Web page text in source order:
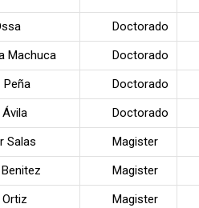
Doctorado
Machuca
Doctorado
Peña
Doctorado
Ávila
Doctorado
Salas
Magister
Magister
Magister